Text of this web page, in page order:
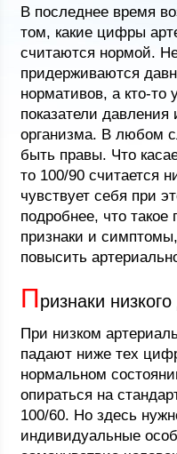
В последнее время
том, какие цифры
считаются нормой.
придерживаются
нормативов, а кто-то
показатели
организма. В любом
быть правы. Что
то 100/90 считается
чувствует себя при
подробнее, что такое
признаки и
повысить
Признаки
При низком
падают ниже тех
нормальном
опираться на
100/60. Но здесь
индивидуальные